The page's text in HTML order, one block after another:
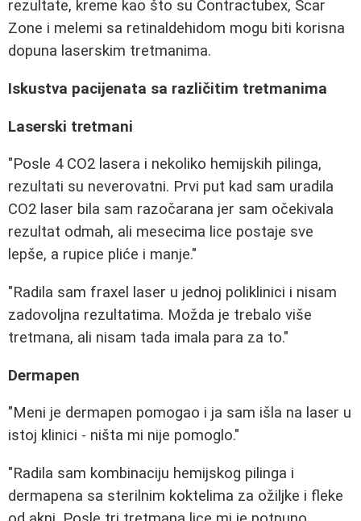
rezultate, kreme kao što su Contractubex, Scar
Zone i melemi sa retinaldehidom mogu biti korisna
dopuna laserskim tretmanima.
Iskustva pacijenata sa različitim tretmanima
Laserski tretmani
"Posle 4 CO2 lasera i nekoliko hemijskih pilinga,
rezultati su neverovatni. Prvi put kad sam uradila
CO2 laser bila sam razočarana jer sam očekivala
rezultat odmah, ali mesecima lice postaje sve
lepše, a rupice pliće i manje."
"Radila sam fraxel laser u jednoj poliklinici i nisam
zadovoljna rezultatima. Možda je trebalo više
tretmana, ali nisam tada imala para za to."
Dermapen
"Meni je dermapen pomogao i ja sam išla na laser u
istoj klinici - ništa mi nije pomoglo."
"Radila sam kombinaciju hemijskog pilinga i
dermapena sa sterilnim koktelima za ožiljke i fleke